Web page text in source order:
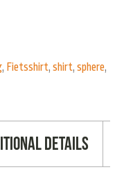
, Fietsshirt, shirt, sphere,
Details